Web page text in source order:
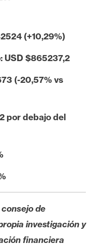
(+10,29%)
USD $865237,2
(-20,57% vs
por debajo del
de
investigación y
financiera